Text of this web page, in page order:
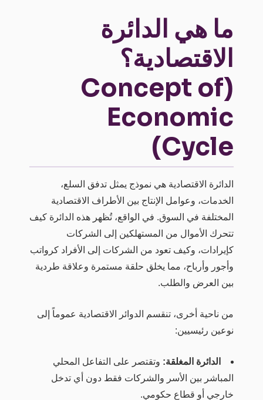
ما هي الدائرة
الاقتصادية؟
(Concept of
Economic
Cycle)
الدائرة الاقتصادية هي نموذج يمثل تدفق السلع،
الخدمات، وعوامل الإنتاج بين الأطراف الاقتصادية
المختلفة في السوق. في الواقع، تُظهر هذه الدائرة كيف
تتحرك الأموال من المستهلكين إلى الشركات
كإيرادات، وكيف تعود من الشركات إلى الأفراد كرواتب
وأجور وأرباح، مما يخلق حلقة مستمرة وعلاقة طردية
بين العرض والطلب.
من ناحية أخرى، تنقسم الدوائر الاقتصادية عموماً إلى
نوعين رئيسيين:
الدائرة المغلقة: وتقتصر على التفاعل المحلي
المباشر بين الأسر والشركات فقط دون أي تدخل
خارجي أو قطاع حكومي.